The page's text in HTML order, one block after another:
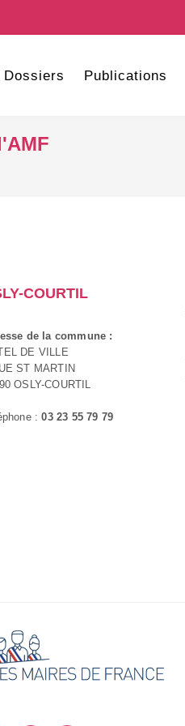
Dossiers Publications
COURTIL
de la commune :
DE VILLE
ST MARTIN
OSLY-COURTIL
:03 23 55 79 79